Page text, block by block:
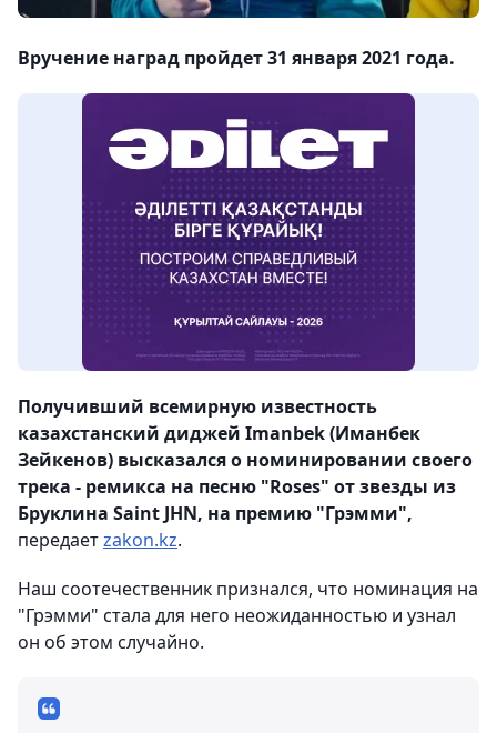
Вручение наград пройдет 31 января 2021 года.
Получивший всемирную известность
казахстанский диджей Imanbek (Иманбек
Зейкенов) высказался о номинировании своего
трека - ремикса на песню "Roses" от звезды из
Бруклина Saint JHN, на премию "Грэмми",
передаетzakon.kz.
Наш соотечественник признался, что номинация на
"Грэмми" стала для него неожиданностью и узнал
он об этом случайно.